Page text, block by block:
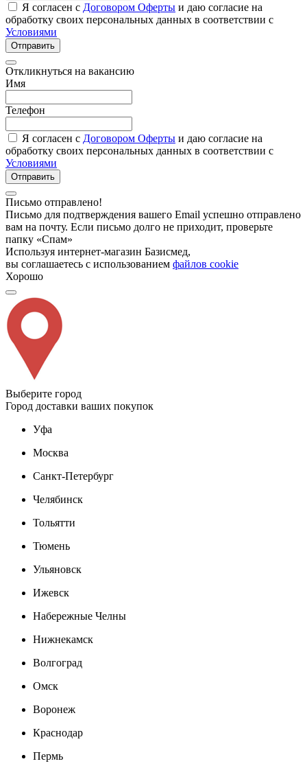
Я согласен с Договором Оферты и даю согласие на
обработку своих персональных данных в соответствии с
Условиями
Отправить
Откликнуться на вакансию
Имя
Телефон
Я согласен с Договором Оферты и даю согласие на
обработку своих персональных данных в соответствии с
Условиями
Отправить
Письмо отправлено!
Письмо для подтверждения вашего Email успешно отправлено
вам на почту. Если письмо долго не приходит, проверьте
папку «Спам»
Используя интернет-магазин Базисмед,
вы соглашаетесь с использованием файлов cookie
Хорошо
Выберите город
Город доставки ваших покупок
Уфа
Москва
Санкт-Петербург
Челябинск
Тольятти
Тюмень
Ульяновск
Ижевск
Набережные Челны
Нижнекамск
Волгоград
Омск
Воронеж
Краснодар
Пермь